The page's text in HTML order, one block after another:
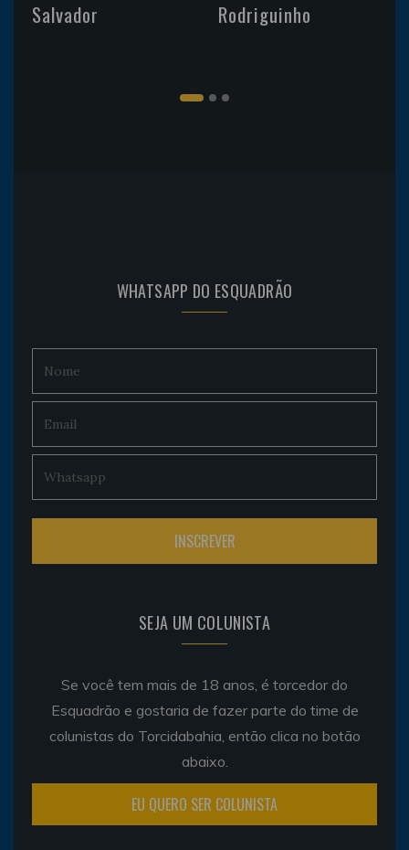
Salvador Rodriguinho
WHATSAPP DO ESQUADRÃO
SEJA UM COLUNISTA
Se você tem mais de 18 anos, é torcedor do
Esquadrão e gostaria de fazer parte do time de
colunistas do Torcidabahia, então clica no botão
abaixo.
EU QUERO SER COLUNISTA